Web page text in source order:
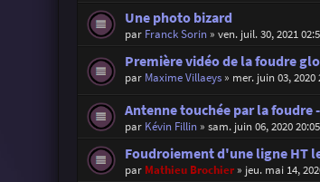
Une photo bizard
par Franck Sorin» ven. juil. 30, 2021
Première vidéo de la foudre
par Maxime Villaeys» mer. juin 03, 2020
Antenne touchée par la foudre
par Kévin Fillin» sam. juin 06, 2020 20:05
Foudroiement d'une ligne HT
par Mathieu Brochier» jeu. mai 14,